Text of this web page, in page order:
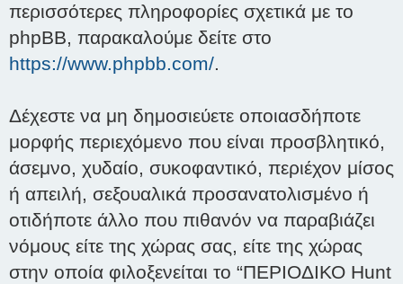
περισσότερες πληροφορίες σχετικά με το
phpBB, παρακαλούμε δείτε στο
https://www.phpbb.com/.
Δέχεστε να μη δημοσιεύετε οποιασδήποτε
μορφής περιεχόμενο που είναι προσβλητικό,
άσεμνο, χυδαίο, συκοφαντικό, περιέχον μίσος
ή απειλή, σεξουαλικά προσανατολισμένο ή
οτιδήποτε άλλο που πιθανόν να παραβιάζει
νόμους είτε της χώρας σας, είτε της χώρας
στην οποία φιλοξενείται το “ΠΕΡΙΟΔΙΚΟ Hunt